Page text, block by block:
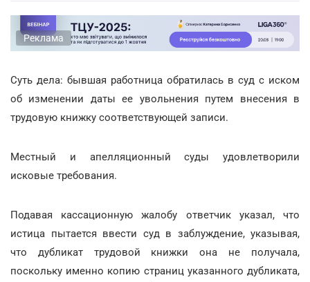
Реклама
Суть дела: бывшая работница обратилась в суд с иском
об изменении даты ее увольнения путем внесения в
трудовую книжку соответствующей записи.
Местный и апелляционный суды удовлетворили
исковые требования.
Подавая кассационную жалобу ответчик указал, что
истица пытается ввести суд в заблуждение, указывая,
что дубликат трудовой книжки она не получала,
поскольку именно копию страниц указанного дубликата,